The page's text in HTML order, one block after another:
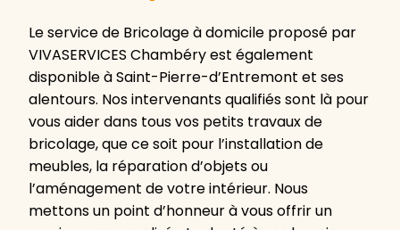
Le service de Bricolage à domicile proposé par
VIVASERVICES Chambéry est également
disponible à Saint-Pierre-d’Entremont et ses
alentours. Nos intervenants qualifiés sont là pour
vous aider dans tous vos petits travaux de
bricolage, que ce soit pour l’installation de
meubles, la réparation d’objets ou
l’aménagement de votre intérieur. Nous
mettons un point d’honneur à vous offrir un